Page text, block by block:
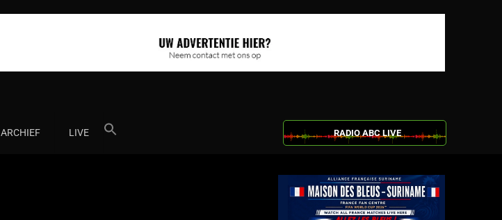
ARCHIEF LIVE
Search
for:
RADIO ABC LIVE